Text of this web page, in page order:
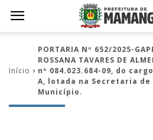
Início
PORTARIA Nº 652/2025-
ROSSANA TAVARES DE
nº 084.023.684-09, do
A, lotada na Secretaria de
Município.